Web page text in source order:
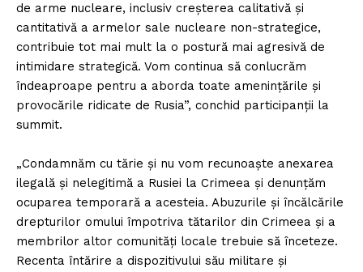
de arme nucleare, inclusiv creşterea calitativă şi
cantitativă a armelor sale nucleare non-strategice,
contribuie tot mai mult la o postură mai agresivă de
intimidare strategică. Vom continua să conlucrăm
îndeaproape pentru a aborda toate ameninţările şi
provocările ridicate de Rusia”, conchid participanţii la
summit.
„Condamnăm cu tărie şi nu vom recunoaşte anexarea
ilegală şi nelegitimă a Rusiei la Crimeea şi denunţăm
ocuparea temporară a acesteia. Abuzurile şi încălcările
drepturilor omului împotriva tătarilor din Crimeea şi a
membrilor altor comunităţi locale trebuie să înceteze.
Recenta întărire a dispozitivului său militare şi